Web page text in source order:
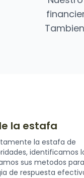
la estafa
la estafa de
identificamos
sus metodos para
de respuesta